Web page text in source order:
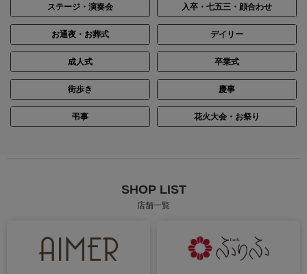
ステージ・演奏会 入卒・七五三・顔合わせ
お通夜・お葬式 デイリー
成人式 卒業式
街歩き 慶事
弔事 花火大会・お祭り
SHOP LIST
店舗一覧